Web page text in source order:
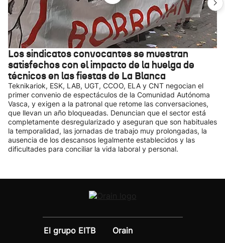
Los sindicatos convocantes se muestran
satisfechos con el impacto de la huelga de
técnicos en las fiestas de La Blanca
Teknikariok, ESK, LAB, UGT, CCOO, ELA y CNT negocian el
primer convenio de espectáculos de la Comunidad Autónoma
Vasca, y exigen a la patronal que retome las conversaciones,
que llevan un año bloqueadas. Denuncian que el sector está
completamente desregularizado y aseguran que son habituales
la temporalidad, las jornadas de trabajo muy prolongadas, la
ausencia de los descansos legalmente establecidos y las
dificultades para conciliar la vida laboral y personal.
El grupo EITB
Orain